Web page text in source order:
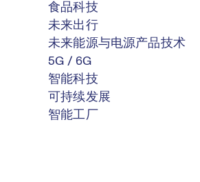
食品科技
未来出行
未来能源与电源产品技术
5G / 6G
智能科技
可持续发展
智能工厂